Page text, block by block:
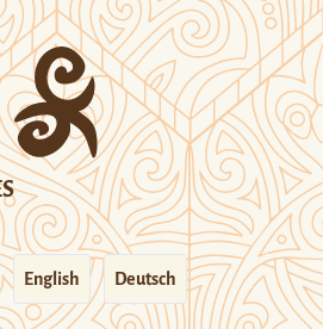
English Deutsch